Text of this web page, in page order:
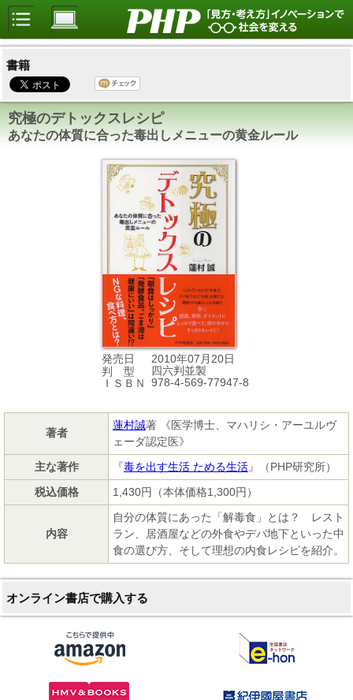
書籍
究極のデトックスレシピ
あなたの体質に合った毒出しメニューの黄金ルール
発売日
2010年07月20日
判 型
四六判並製
ＩＳＢＮ
978-4-569-77947-8
著者
蓮村誠著 《医学博士、マハリシ・アーユルヴ
ェーダ認定医》
主な著作
『毒を出す生活 ためる生活』（PHP研究所）
税込価格
1,430円（本体価格1,300円）
内容
自分の体質にあった「解毒食」とは？ レスト
ラン、居酒屋などの外食やデパ地下といった中
食の選び方、そして理想の内食レシピを紹介。
オンライン書店で購入する